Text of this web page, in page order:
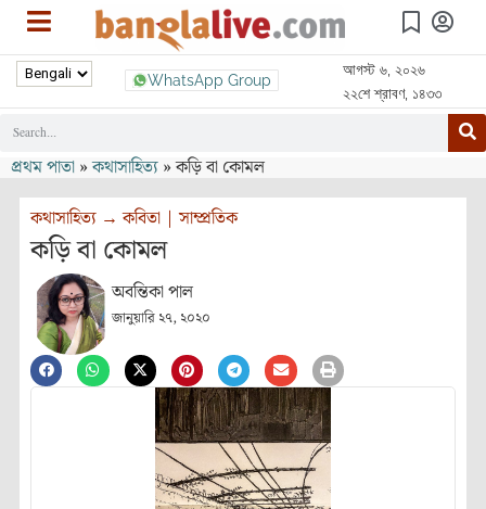
WhatsApp Group
আগস্ট ৬, ২০২৬
২২শে শ্রাবণ, ১৪৩৩
প্রথম পাতা »কথাসাহিত্য »কড়ি বা কোমল
কথাসাহিত্য →কবিতা |সাম্প্রতিক
কড়ি বা কোমল
অবন্তিকা পাল
জানুয়ারি ২৭, ২০২০